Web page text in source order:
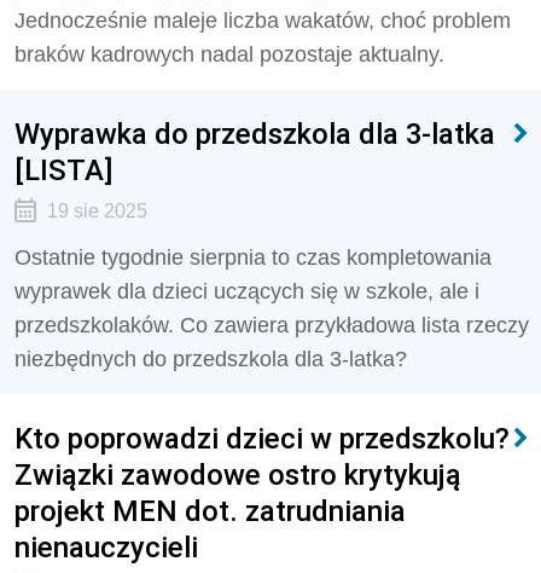
Jednocześnie maleje liczba wakatów, choć problem
braków kadrowych nadal pozostaje aktualny.
Wyprawka do przedszkola dla 3-latka
[LISTA]
19 sie 2025
Ostatnie tygodnie sierpnia to czas kompletowania
wyprawek dla dzieci uczących się w szkole, ale i
przedszkolaków. Co zawiera przykładowa lista rzeczy
niezbędnych do przedszkola dla 3-latka?
Kto poprowadzi dzieci w przedszkolu?
Związki zawodowe ostro krytykują
projekt MEN dot. zatrudniania
nienauczycieli